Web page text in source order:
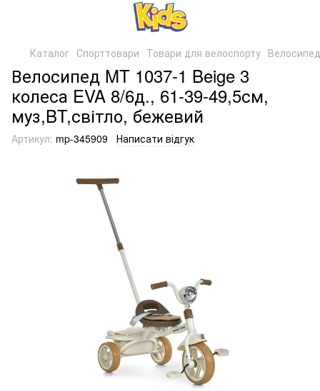
Каталог Спорттовари Товари для велоспорту
Велосипед MT 1037-1 Beige 3
колеса EVA 8/6д., 61-39-49,5см,
муз,BT,світло, бежевий
Артикул: mp-345909 Написати відгук